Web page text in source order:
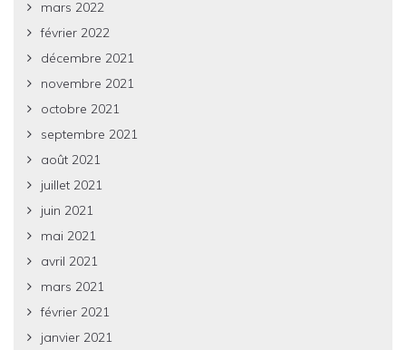
mars 2022
février 2022
décembre 2021
novembre 2021
octobre 2021
septembre 2021
août 2021
juillet 2021
juin 2021
mai 2021
avril 2021
mars 2021
février 2021
janvier 2021